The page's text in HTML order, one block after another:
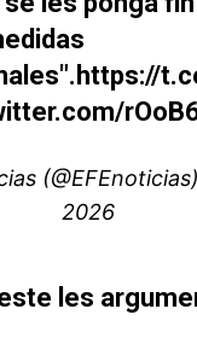
MAINTENANT